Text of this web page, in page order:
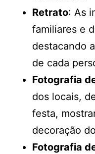
Retrato: As
familiares e
destacando
de cada
Fotografia
dos locais,
festa,
decoração
Fotografia